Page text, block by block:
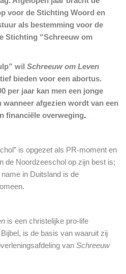
voor de Stichting Woord en
als bestemming voor de
Stichting “Schreeuw om
wil Schreeuw om Leven
bieden voor een abortus.
per jaar kan men een jonge
wanneer afgezien wordt van een
financiële overweging.
is opgezet als PR-moment en
de Noordzeeschol op zijn best is;
in Duitsland is de
is een christelijke pro-life
is de basis van waaruit zij
van Schreeuw